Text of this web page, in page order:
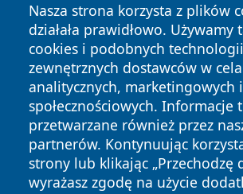
Nasza strona korzysta z plików
działała prawidłowo. Używamy
cookies i podobnych
zewnętrznych dostawców w
analitycznych, marketingowych i
społecznościowych. Informacje
przetwarzane również przez
partnerów. Kontynuując
strony lub klikając „Przechodzę
wyrażasz zgodę na użycie
Copyright © 2026 dabrowski24.pl
zastrzeżone.
News Autorzy
Polityka
Prywatności